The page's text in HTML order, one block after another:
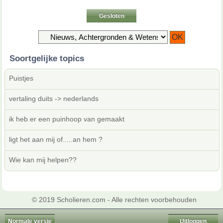
Gesloten
Soortgelijke topics
Puistjes
vertaling duits -> nederlands
ik heb er een puinhoop van gemaakt
ligt het aan mij of.....an hem ?
Wie kan mij helpen??
© 2019 Scholieren.com - Alle rechten voorbehouden
Normale versie Uitloggen